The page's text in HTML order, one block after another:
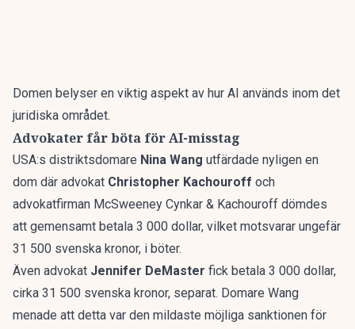
Domen belyser en viktig aspekt av hur AI används inom det
juridiska området.
Advokater får böta för AI-misstag
USA:s distriktsdomare Nina Wang utfärdade nyligen en
dom där advokat Christopher Kachouroff och
advokatfirman McSweeney Cynkar & Kachouroff dömdes
att gemensamt betala 3 000 dollar, vilket motsvarar ungefär
31 500 svenska kronor, i böter.
Även advokat Jennifer DeMaster fick betala 3 000 dollar,
cirka 31 500 svenska kronor, separat. Domare Wang
menade att detta var den mildaste möjliga sanktionen för